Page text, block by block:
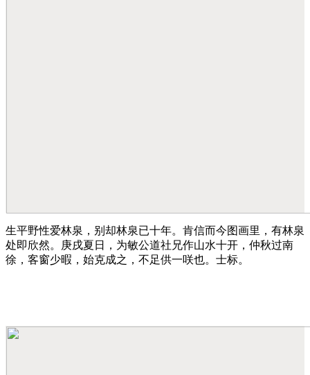
生平野性爱林泉，别却林泉已十年。肯信而今图画里，有林泉
处即欣然。庚戌夏日，为敏公道社兄作山水十开，仲秋过南
徐，客窗少暇，始克成之，不足供一咲也。士标。